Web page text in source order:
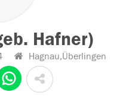
Hafner)
Hagnau,Überlingen